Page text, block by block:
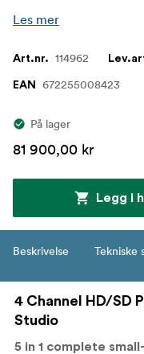
Les mer
Art.nr. 114962
EAN 672255008423
På lager
81 900,00 kr
Legg i
Beskrivelse Tekniske
4 Channel HD/SD
Studio
5 in 1 complete